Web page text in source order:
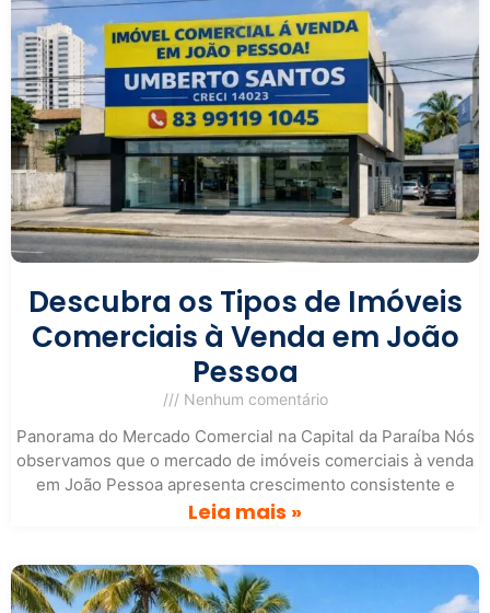
Descubra os Tipos de Imóveis
Comerciais à Venda em João
Pessoa
Nenhum comentário
Panorama do Mercado Comercial na Capital da Paraíba Nós
observamos que o mercado de imóveis comerciais à venda
em João Pessoa apresenta crescimento consistente e
Leia mais »